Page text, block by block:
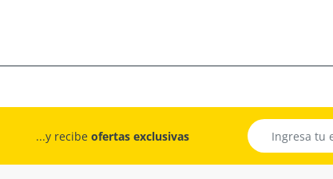
...y recibe ofertas exclusivas